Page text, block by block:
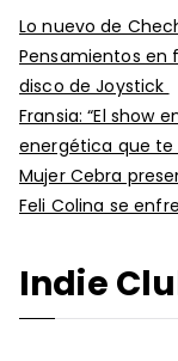
Lo nuevo de
Pensamientos en
disco de Joystick
Fransia: “El show
energética que te
Mujer Cebra
Feli Colina se
Indie